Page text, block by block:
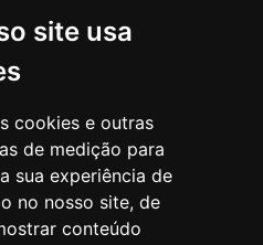
site usa
cookies e outras
de medição para
sua experiência de
no nosso site, de
conteúdo